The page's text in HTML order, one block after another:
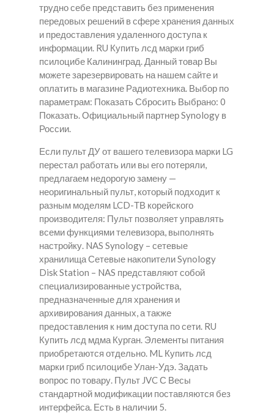
трудно себе представить без применения
передовых решений в сфере хранения данных
и предоставления удаленного доступа к
информации. RU Купить лсд марки гриб
псилоцибе Калининград. Данный товар Вы
можете зарезервировать на нашем сайте и
оплатить в магазине Радиотехника. Выбор по
параметрам: Показать Сбросить Выбрано: 0
Показать. Официальный партнер Synology в
России.
Если пульт ДУ от вашего телевизора марки LG
перестал работать или вы его потеряли,
предлагаем недорогую замену —
неоригинальный пульт, который подходит к
разным моделям LCD-ТВ корейского
производителя: Пульт позволяет управлять
всеми функциями телевизора, выполнять
настройку. NAS Synology – сетевые
хранилища Сетевые накопители Synology
Disk Station – NAS представляют собой
специализированные устройства,
предназначенные для хранения и
архивирования данных, а также
предоставления к ним доступа по сети. RU
Купить лсд мдма Курган. Элементы питания
приобретаются отдельно. ML Купить лсд
марки гриб псилоцибе Улан-Удэ. Задать
вопрос по товару. Пульт JVC С Весы
стандартной модификации поставляются без
интерфейса. Есть в наличии 5.